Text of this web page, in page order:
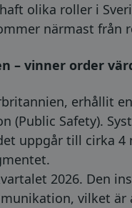
olika roller i
närmast från
– vinner order
erhållit
Safety).
uppgår till cirka
2026. Den
vilket är